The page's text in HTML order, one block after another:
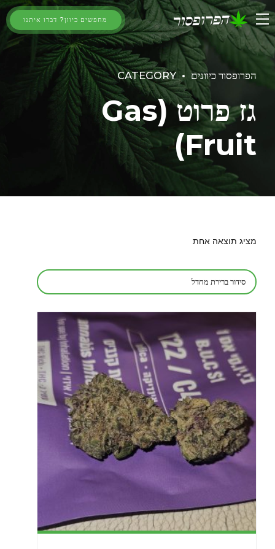
מחפשים כיוון? דברו איתנו
הפרופסור כיוונים CATEGORY
גז פרוט (Gas
Fruit)
מציג תוצאה אחת